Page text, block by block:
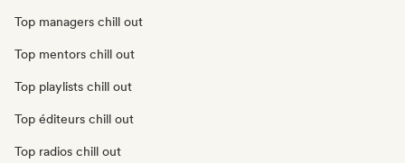
Top managers chill out
Top mentors chill out
Top playlists chill out
Top éditeurs chill out
Top radios chill out